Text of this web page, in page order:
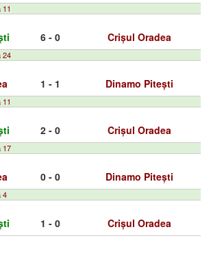
6 - 0 Crișul Oradea
24
1 - 1 Dinamo Pitești
2 - 0 Crișul Oradea
17
0 - 0 Dinamo Pitești
4
1 - 0 Crișul Oradea